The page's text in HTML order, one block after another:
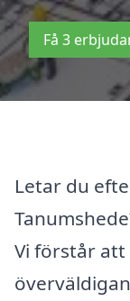
Få 3
Letar du
Vi förstår att